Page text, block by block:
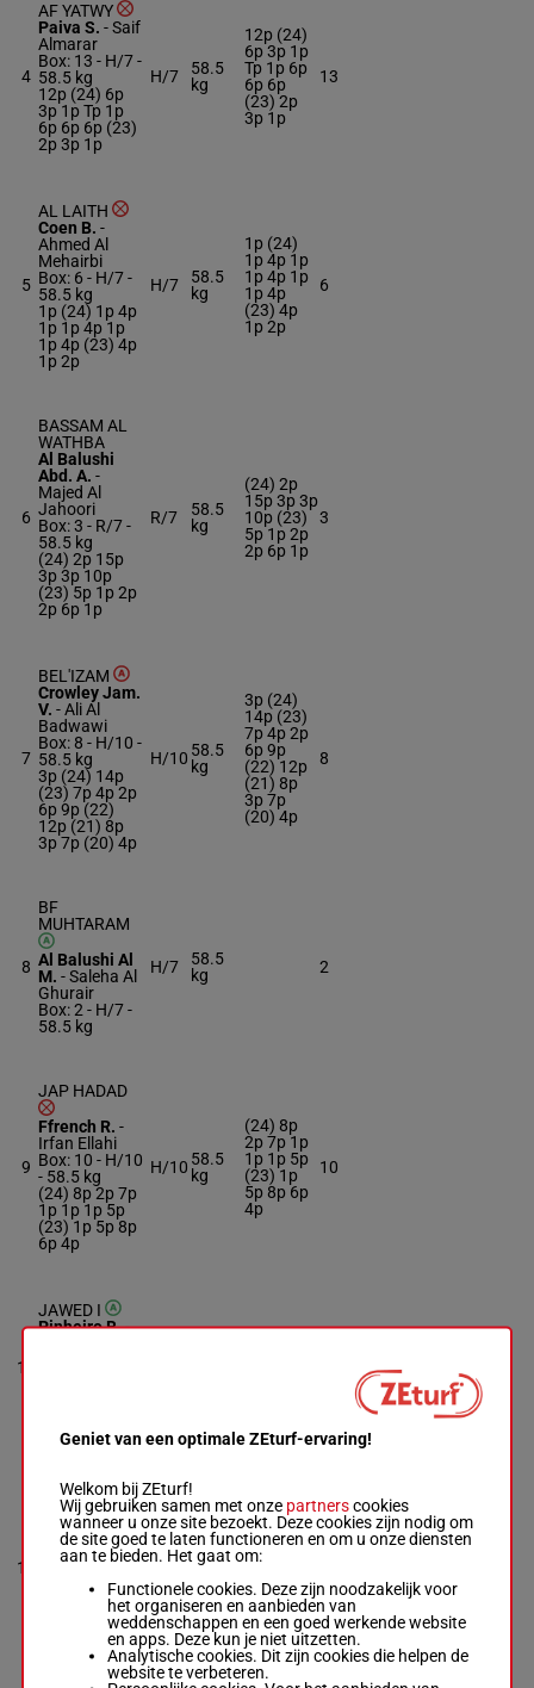
4
AF YATWY
Paiva S. -Saif
Almarar
Box: 13 - H/7 -
58.5 kg
12p (24) 6p
3p 1p Tp 1p
6p 6p 6p (23)
2p 3p 1p
H/7
58.5
kg
12p (24)
6p 3p 1p
Tp 1p 6p
6p 6p
(23) 2p
3p 1p
13
5
AL LAITH
Coen B. -
Ahmed Al
Mehairbi
Box: 6 - H/7 -
58.5 kg
1p (24) 1p 4p
1p 1p 4p 1p
1p 4p (23) 4p
1p 2p
H/7
58.5
kg
1p (24)
1p 4p 1p
1p 4p 1p
1p 4p
(23) 4p
1p 2p
6
6
BASSAM AL
WATHBA
Al Balushi
Abd. A. -
Majed Al
Jahoori
Box: 3 - R/7 -
58.5 kg
(24) 2p 15p
3p 3p 10p
(23) 5p 1p 2p
2p 6p 1p
R/7
58.5
kg
(24) 2p
15p 3p 3p
10p (23)
5p 1p 2p
2p 6p 1p
3
7
BEL'IZAM
Crowley Jam.
V. -Ali Al
Badwawi
Box: 8 - H/10 -
58.5 kg
3p (24) 14p
(23) 7p 4p 2p
6p 9p (22)
12p (21) 8p
3p 7p (20) 4p
H/10 58.5
kg
3p (24)
14p (23)
7p 4p 2p
6p 9p
(22) 12p
(21) 8p
3p 7p
(20) 4p
8
8
BF
MUHTARAM
Al Balushi Al
M. -Saleha Al
Ghurair
Box: 2 - H/7 -
58.5 kg
H/7
58.5
kg
2
9
JAP HADAD
Ffrench R. -
Irfan Ellahi
Box: 10 - H/10
- 58.5 kg
(24) 8p 2p 7p
1p 1p 1p 5p
(23) 1p 5p 8p
6p 4p
H/10 58.5
kg
(24) 8p
2p 7p 1p
1p 1p 5p
(23) 1p
5p 8p 6p
4p
10
10
JAWED I
Pinheiro B.-
11
MAAHIR
De Sousa S.-
Majed Al
Jahoori
Box: 12 -H/7 -
2p (24) 9p 2p
2p 3p 6p 12p
4p (23) 4p 3p
H/7
58.5
2p (24)
9p 2p 2p
3p 6p 12p
4p 3p 2p
4p
Geniet van een optimale ZEturf-ervaring!
Welkom bij ZEturf!
Wij gebruiken samen met onze partnerscookies
wanneer u onze site bezoekt. Deze cookies zijn nodig om
de site goed te laten functioneren en om u onze diensten
aan te bieden. Het gaat om:
Functionele cookies. Deze zijn noodzakelijk voor
het organiseren en aanbieden van
weddenschappen en een goed werkende website
en apps. Deze kun je niet uitzetten.
Analytische cookies. Dit zijn cookies die helpen de
website te verbeteren.